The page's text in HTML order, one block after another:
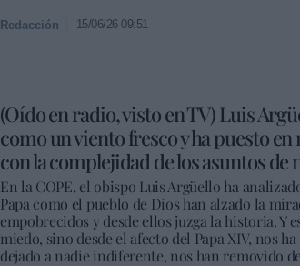
Redacción 15/06/26 09:51
(Oído en radio, visto en TV) Luis
como un viento fresco y ha puesto
con la complejidad de los asuntos de
En la COPE, el obispo Luis Argüello ha
Papa como el pueblo de Dios han alzado la
empobrecidos y desde ellos juzga la historia.
miedo, sino desde el afecto del Papa XIV, nos
dejado a nadie indiferente, nos han removido